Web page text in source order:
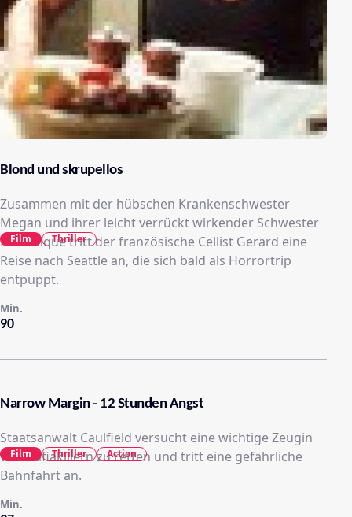
Blond und skrupellos
Zusammen mit der hübschen Krankenschwester
Megan und ihrer leicht verrückt wirkender Schwester
Dominique tritt der französische Cellist Gerard eine
Reise nach Seattle an, die sich bald als Horrortrip
entpuppt.
90
Min.
Film Thriller
Narrow Margin - 12 Stunden Angst
Staatsanwalt Caulfield versucht eine wichtige Zeugin
vor Mafiakillern zu retten und tritt eine gefährliche
Bahnfahrt an.
Min.
Film Thriller Action